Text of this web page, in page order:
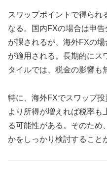
スワップポイントで得られ
なる。国内FXの場合は申
が課されるが、海外FXの
が適用される。長期的にス
タイルでは、税金の影響も
特に、海外FXでスワップ
より所得が増えれば税率も
る可能性がある。そのため
かをしっかり検討すること